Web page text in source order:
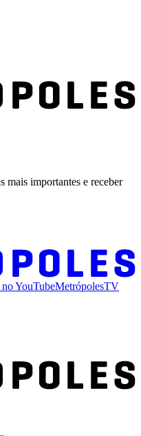
mais importantes e receber
YouTubeMetrópolesTV